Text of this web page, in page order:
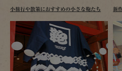
小旅行や散策におすすめの小さな鞄たち 新